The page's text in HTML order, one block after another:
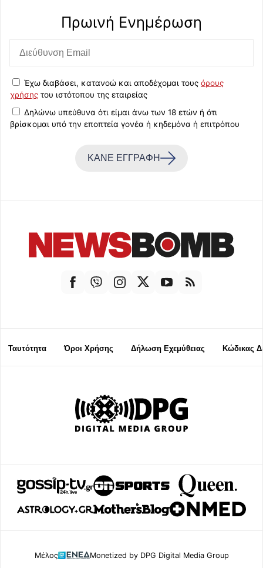
Πρωινή Eνημέρωση
Έχω διαβάσει, κατανοώ και αποδέχομαι τους όρους
χρήσης του ιστότοπου της εταιρείας
Δηλώνω υπεύθυνα ότι είμαι άνω των 18 ετών ή ότι
βρίσκομαι υπό την εποπτεία γονέα ή κηδεμόνα ή επιτρόπου
ΚΑΝΕ ΕΓΓΡΑΦΗ
Ταυτότητα Όροι Χρήσης Δήλωση Εχεμύθειας Κώδικας
Μέλος Monetized by DPG Digital Media Group